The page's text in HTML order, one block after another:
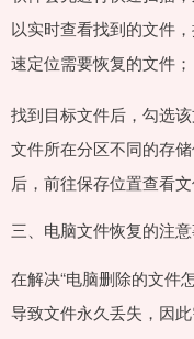
以实时查看找到的文件
速定位需要恢复的文件；
找到目标文件后，勾选
文件所在分区不同的存
后，前往保存位置查看文
三、电脑文件恢复的注
在解决“电脑删除的文件
导致文件永久丢失，因